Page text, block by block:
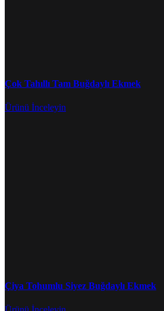
Çok Tahıllı Tam Buğdaylı Ekmek
Ürünü İnceleyin
Çiya Tohumlu Siyez Buğdaylı Ekmek